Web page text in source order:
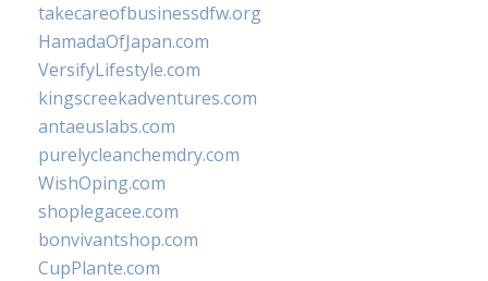
takecareofbusinessdfw.org
HamadaOfJapan.com
VersifyLifestyle.com
kingscreekadventures.com
antaeuslabs.com
purelycleanchemdry.com
WishOping.com
shoplegacee.com
bonvivantshop.com
CupPlante.com